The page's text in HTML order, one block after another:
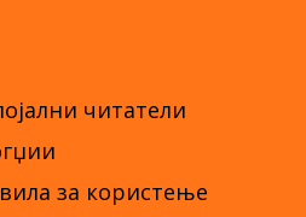
читатели
за користење